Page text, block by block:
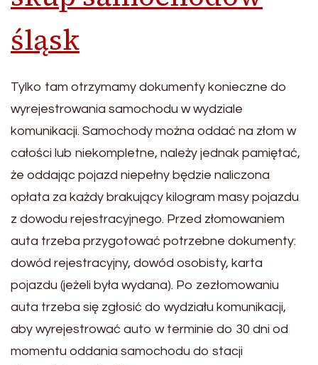
śląsk
Tylko tam otrzymamy dokumenty konieczne do
wyrejestrowania samochodu w wydziale
komunikacji. Samochody można oddać na złom w
całości lub niekompletne, należy jednak pamiętać,
że oddając pojazd niepełny będzie naliczona
opłata za każdy brakujący kilogram masy pojazdu
z dowodu rejestracyjnego. Przed złomowaniem
auta trzeba przygotować potrzebne dokumenty:
dowód rejestracyjny, dowód osobisty, karta
pojazdu (jeżeli była wydana). Po zezłomowaniu
auta trzeba się zgłosić do wydziału komunikacji,
aby wyrejestrować auto w terminie do 30 dni od
momentu oddania samochodu do stacji